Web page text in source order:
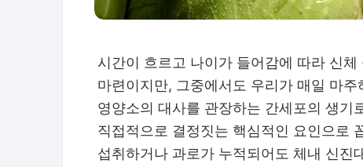
시간이 흐르고 나이가 들어감에 따라 신
마련이지만, 그중에서도 우리가 매일 마
영양소의 대사를 관장하는 간세포의 생기
직접적으로 결정짓는 핵심적인 요인으로
섭취하거나 과로가 누적되어도 체내 신진